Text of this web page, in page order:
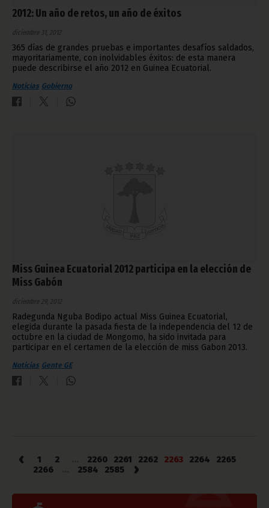
2012: Un año de retos, un año de éxitos
diciembre 31, 2012
365 días de grandes pruebas e importantes desafíos saldados,
mayoritariamente, con inolvidables éxitos: de esta manera
puede describirse el año 2012 en Guinea Ecuatorial.
Noticias Gobierno
Miss Guinea Ecuatorial 2012 participa en la elección de
Miss Gabón
diciembre 29, 2012
Radegunda Nguba Bodipo actual Miss Guinea Ecuatorial,
elegida durante la pasada fiesta de la independencia del 12 de
octubre en la ciudad de Mongomo, ha sido invitada para
participar en el certamen de la elección de miss Gabon 2013.
Noticias Gente GE
‹ 1 2 2260 2261 2262 2263 2264
2265
2266
2584 2585 ›